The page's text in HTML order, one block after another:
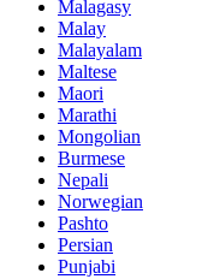
Malagasy
Malay
Malayalam
Maltese
Maori
Marathi
Mongolian
Burmese
Nepali
Norwegian
Pashto
Persian
Punjabi